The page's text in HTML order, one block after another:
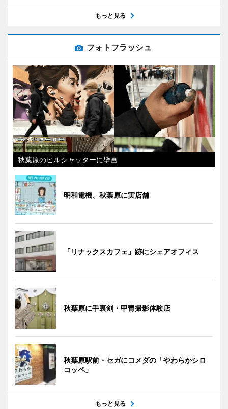
もっと見る
フォトフラッシュ
秋葉原のビルシャッターに壁画
明和電機、秋葉原に実店舗
「リナックスカフェ」跡にシェアオフィス
秋葉原に手裏剣・甲冑撮影体験店
秋葉原駅前・セガにコメダの「やわらかシロ
コッペ」
もっと見る